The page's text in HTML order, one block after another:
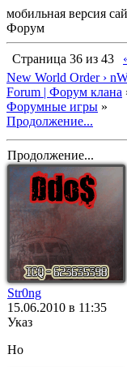
мобильная версия
Форум
Страница 36 из 43
New World Order ›
Forum | Форум клана
Форумные игры »
Продолжение...
Продолжение...
Str0ng
15.06.2010 в 11:35
Указ
Но